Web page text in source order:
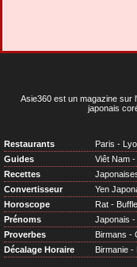
Asie360 est un magazine sur
japonais
Restaurants Paris -
Guides
Viêt Nam -
Recettes
Convertisseur
Yen
Horoscope
Rat - Buffle
Prénoms
Japonais -
Proverbes
Birmans -
Décalage Horaire
Birmanie -